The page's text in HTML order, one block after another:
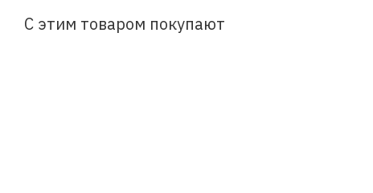
энергосберегающими свойствами
С этим товаром покупают